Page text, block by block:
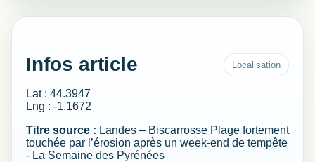
Infos article Localisation
Lat : 44.3947
Lng : -1.1672
Titre source : Landes – Biscarrosse Plage fortement
touchée par l’érosion après un week-end de tempête
- La Semaine des Pyrénées